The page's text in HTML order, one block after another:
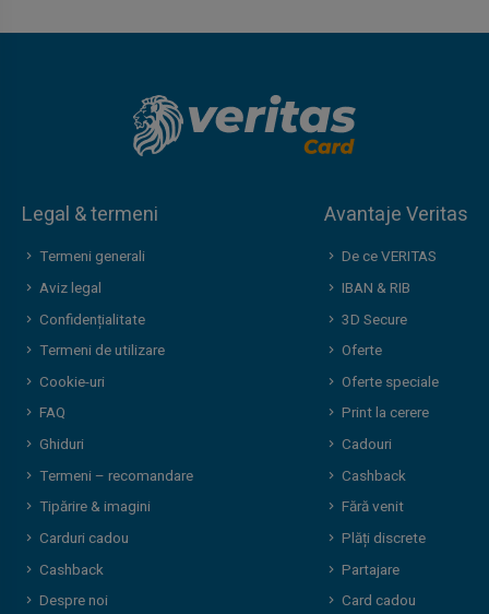
Legal & termeni
Termeni generali
Aviz legal
Confidențialitate
Termeni de utilizare
Cookie-uri
FAQ
Ghiduri
Termeni – recomandare
Tipărire & imagini
Carduri cadou
Cashback
Despre noi
Avantaje Veritas
De ce VERITAS
IBAN & RIB
3D Secure
Oferte
Oferte speciale
Print la cerere
Cadouri
Cashback
Fără venit
Plăți discrete
Partajare
Card cadou